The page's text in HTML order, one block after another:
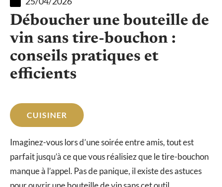
Déboucher une bouteille de
vin sans tire-bouchon :
conseils pratiques et
efficients
CUISINER
Imaginez-vous lors d’une soirée entre amis, tout est
parfait jusqu’à ce que vous réalisiez que le tire-bouchon
manque à l’appel. Pas de panique, il existe des astuces